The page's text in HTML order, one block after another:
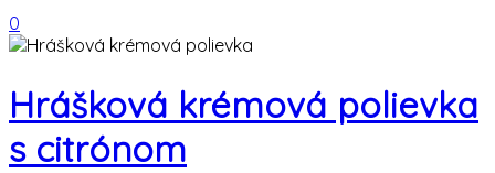
0
Hrášková krémová polievka
s citrónom